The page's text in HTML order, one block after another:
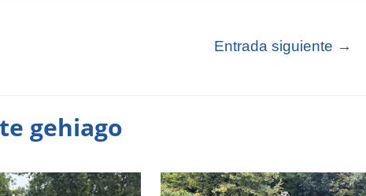
Entrada siguiente →
gehiago